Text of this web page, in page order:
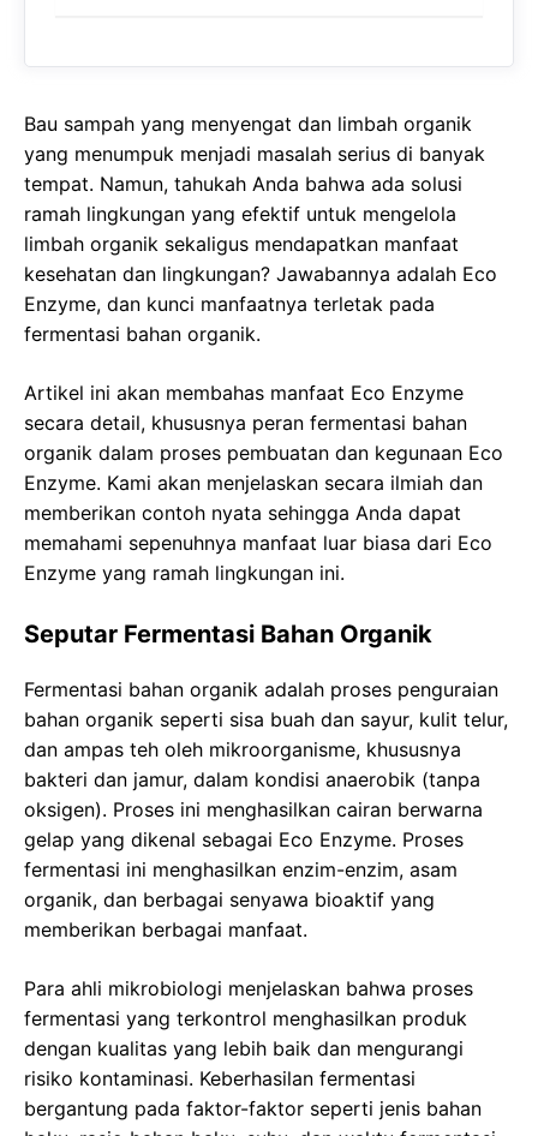
Bau sampah yang menyengat dan limbah organik
yang menumpuk menjadi masalah serius di banyak
tempat. Namun, tahukah Anda bahwa ada solusi
ramah lingkungan yang efektif untuk mengelola
limbah organik sekaligus mendapatkan manfaat
kesehatan dan lingkungan? Jawabannya adalah Eco
Enzyme, dan kunci manfaatnya terletak pada
fermentasi bahan organik.
Artikel ini akan membahas manfaat Eco Enzyme
secara detail, khususnya peran fermentasi bahan
organik dalam proses pembuatan dan kegunaan Eco
Enzyme. Kami akan menjelaskan secara ilmiah dan
memberikan contoh nyata sehingga Anda dapat
memahami sepenuhnya manfaat luar biasa dari Eco
Enzyme yang ramah lingkungan ini.
Seputar Fermentasi Bahan Organik
Fermentasi bahan organik adalah proses penguraian
bahan organik seperti sisa buah dan sayur, kulit telur,
dan ampas teh oleh mikroorganisme, khususnya
bakteri dan jamur, dalam kondisi anaerobik (tanpa
oksigen). Proses ini menghasilkan cairan berwarna
gelap yang dikenal sebagai Eco Enzyme. Proses
fermentasi ini menghasilkan enzim-enzim, asam
organik, dan berbagai senyawa bioaktif yang
memberikan berbagai manfaat.
Para ahli mikrobiologi menjelaskan bahwa proses
fermentasi yang terkontrol menghasilkan produk
dengan kualitas yang lebih baik dan mengurangi
risiko kontaminasi. Keberhasilan fermentasi
bergantung pada faktor-faktor seperti jenis bahan